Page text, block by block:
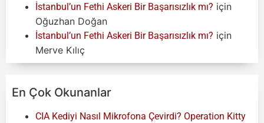
İstanbul’un Fethi Askeri Bir Başarısızlık mı? için
Oğuzhan Doğan
İstanbul’un Fethi Askeri Bir Başarısızlık mı? için
Merve Kılıç
En Çok Okunanlar
CIA Kediyi Nasıl Mikrofona Çevirdi? Operation Kitty